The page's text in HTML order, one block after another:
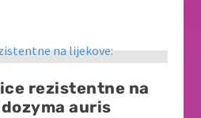
rezistentne na
auris